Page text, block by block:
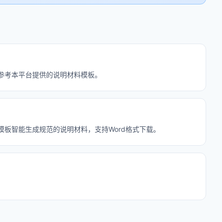
本平台提供的说明材料模板。
智能生成规范的说明材料，支持Word格式下载。